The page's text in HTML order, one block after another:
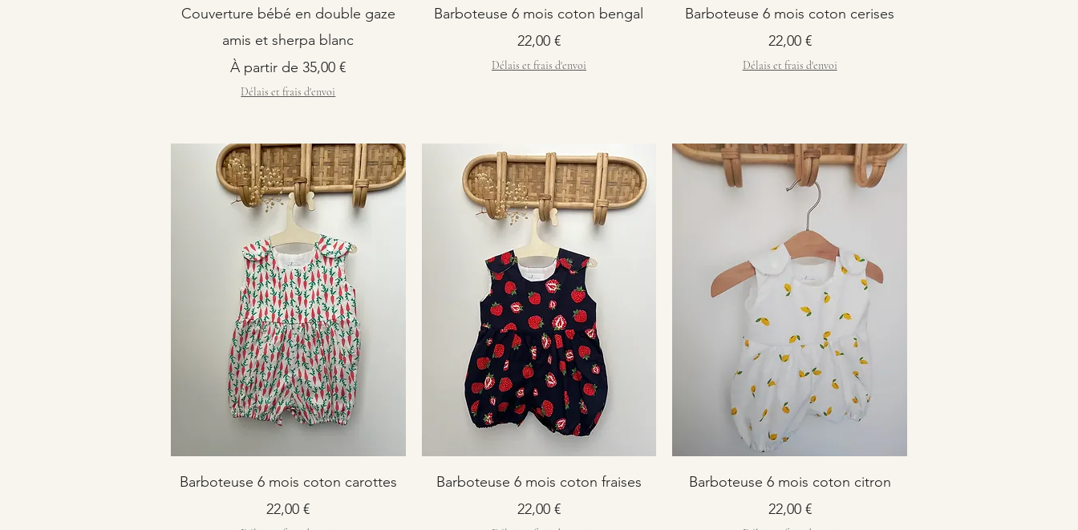
Couverture bébé en double gaze
amis et sherpa blanc
À partir de 35,00 €
Prix promotionnel
Délais et frais d'envoi
Barboteuse 6 mois coton bengal
Prix
22,00 €
Délais et frais d'envoi
Barboteuse 6 mois coton cerises
Prix
22,00 €
Délais et frais d'envoi
Barboteuse 6 mois coton carottes
Prix
22,00 €
Barboteuse 6 mois coton fraises
Prix
22,00 €
Barboteuse 6 mois coton citron
Prix
22,00 €